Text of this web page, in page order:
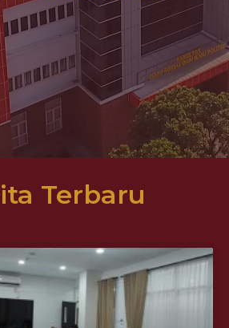
Terbaru